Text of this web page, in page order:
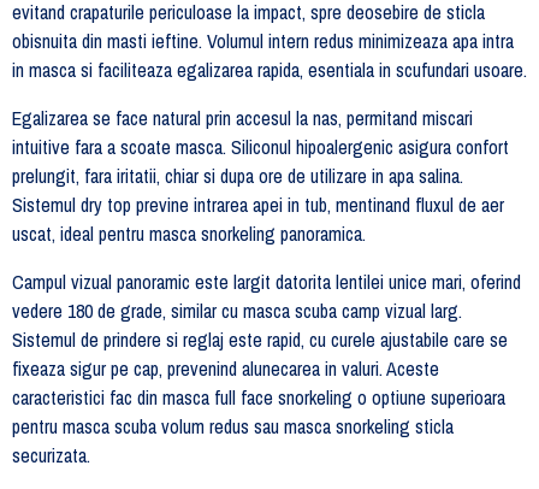
evitand crapaturile periculoase la impact, spre deosebire de sticla
obisnuita din masti ieftine. Volumul intern redus minimizeaza apa intra
in masca si faciliteaza egalizarea rapida, esentiala in scufundari usoare.
Egalizarea se face natural prin accesul la nas, permitand miscari
intuitive fara a scoate masca. Siliconul hipoalergenic asigura confort
prelungit, fara iritatii, chiar si dupa ore de utilizare in apa salina.
Sistemul dry top previne intrarea apei in tub, mentinand fluxul de aer
uscat, ideal pentru masca snorkeling panoramica.
Campul vizual panoramic este largit datorita lentilei unice mari, oferind
vedere 180 de grade, similar cu masca scuba camp vizual larg.
Sistemul de prindere si reglaj este rapid, cu curele ajustabile care se
fixeaza sigur pe cap, prevenind alunecarea in valuri. Aceste
caracteristici fac din masca full face snorkeling o optiune superioara
pentru masca scuba volum redus sau masca snorkeling sticla
securizata.